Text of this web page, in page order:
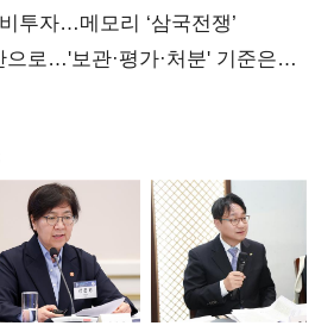
투자…메모리 ‘삼국전쟁’
로…'보관·평가·처분' 기준은